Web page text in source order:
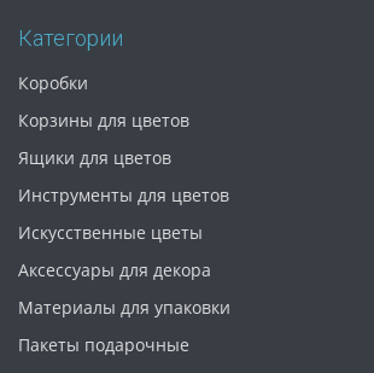
Категории
Коробки
Корзины для цветов
Ящики для цветов
Инструменты для цветов
Искусственные цветы
Аксессуары для декора
Материалы для упаковки
Пакеты подарочные